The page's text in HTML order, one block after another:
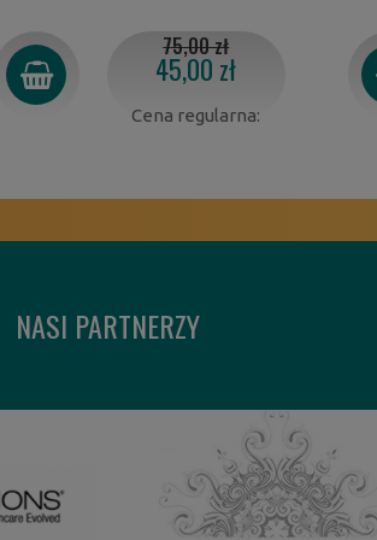
45,00 zł
Cena regularna:
75,00 zł
NASI PARTNERZY